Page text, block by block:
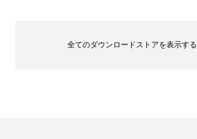
全てのダウンロードストアを表示する